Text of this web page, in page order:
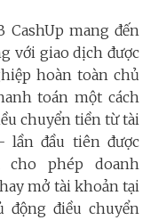
CashUp mang đến
với giao dịch được
hoàn toàn chủ
toán một cách
chuyển tiền từ tài
lần đầu tiên được
cho phép doanh
mở tài khoản tại
động điều chuyển